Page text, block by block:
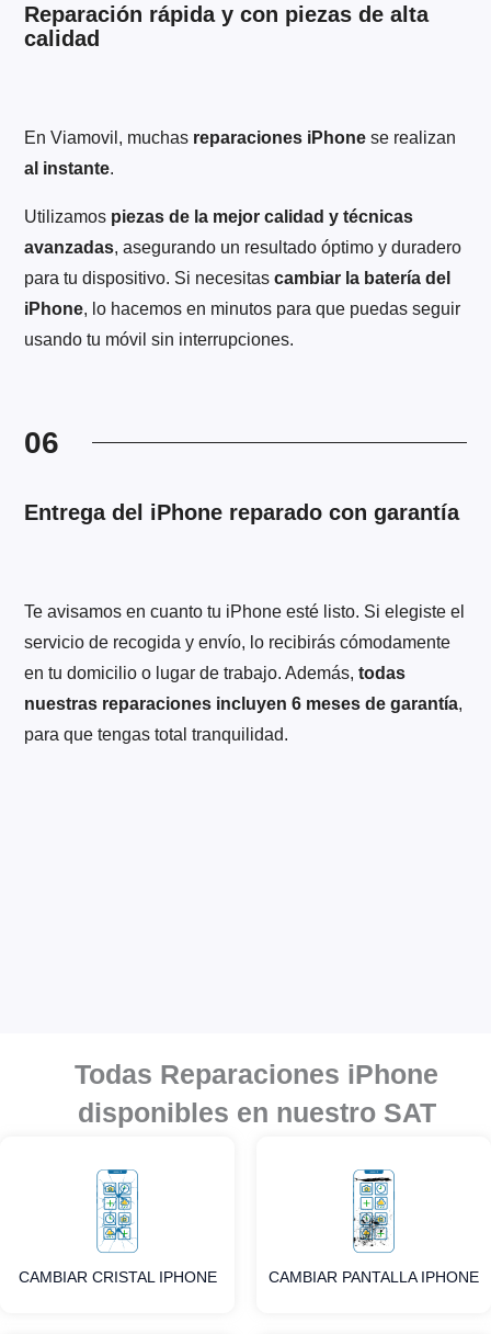
Reparación rápida y con piezas de alta
calidad
En Viamovil, muchas reparaciones iPhone se realizan
al instante.
Utilizamos piezas de la mejor calidad y técnicas
avanzadas, asegurando un resultado óptimo y duradero
para tu dispositivo. Si necesitascambiar la batería del
iPhone, lo hacemos en minutos para que puedas seguir
usando tu móvil sin interrupciones.
06
Entrega del iPhone reparado con garantía
Te avisamos en cuanto tu iPhone esté listo. Si elegiste el
servicio de recogida y envío, lo recibirás cómodamente
en tu domicilio o lugar de trabajo. Además,todas
nuestras reparaciones incluyen 6 meses de garantía,
para que tengas total tranquilidad.
Todas Reparaciones iPhone
disponibles en nuestro SAT
CAMBIAR CRISTAL IPHONE CAMBIAR PANTALLA IPHONE